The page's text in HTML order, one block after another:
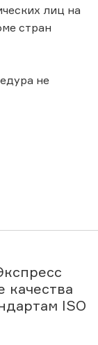
лиц на
стран
не
качества
ISO